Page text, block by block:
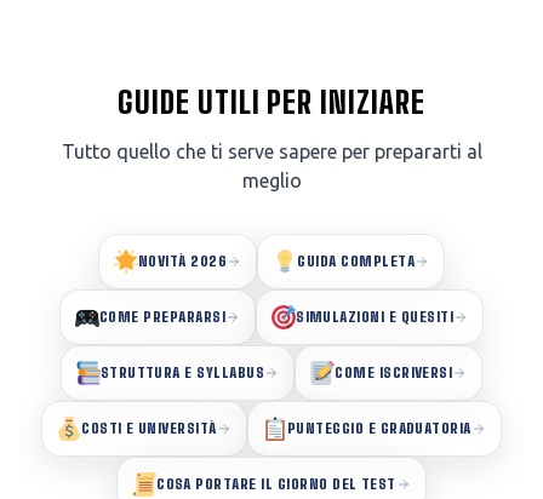
GUIDE UTILI PER INIZIARE
Tutto quello che ti serve sapere per prepararti al
meglio
NOVITÀ 2026 GUIDA COMPLETA
COME PREPARARSI SIMULAZIONI E QUESITI
STRUTTURA E SYLLABUS COME ISCRIVERSI
COSTI E UNIVERSITÀ PUNTEGGIO E GRADUATORIA
COSA PORTARE IL GIORNO DEL TEST